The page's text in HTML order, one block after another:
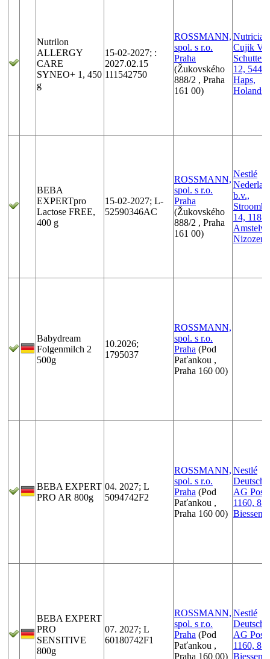
Nutrilon
ALLERGY
CARE
SYNEO+ 1, 450
g
15-02-2027; :
2027.02.15
111542750
ROSSMANN,
spol. s r.o.
Praha
(Žukovského
888/2 , Praha
161 00)
Nutricia
Cujik V.
12,
Haps,
BEBA
EXPERTpro
Lactose FREE,
400 g
15-02-2027; L-
52590346AC
ROSSMANN,
spol. s r.o.
Praha
(Žukovského
888/2 , Praha
161 00)
Nestlé
b.v.,
14,
Nizozemí
Babydream
Folgenmilch 2
500g
10.2026;
1795037
ROSSMANN,
spol. s r.o.
Praha (Pod
Paťankou ,
Praha 160 00)
BEBA EXPERT
PRO AR 800g
04. 2027; L
5094742F2
ROSSMANN,
spol. s r.o.
Praha (Pod
Paťankou ,
Praha 160 00)
Nestlé
AG
1160,
BEBA EXPERT
PRO
SENSITIVE
800g
07. 2027; L
60180742F1
ROSSMANN,
spol. s r.o.
Praha (Pod
Paťankou ,
Praha 160 00)
Nestlé
AG
1160,